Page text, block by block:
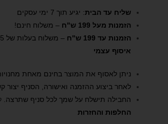
שליח עד הבית: יגיע תוך 7 ימי עסקים
הזמנות מעל 199 ש"ח
– משלוח חינם!
הזמנות עד 199 ש"ח
– משלוח בעלות של 25 ש"ח
איסוף עצמי
ניתן לאסוף את המוצר בחינם מאחת
לאחר ביצוע ההזמנה ואישורה, הסניף יצור קשר עם
החבילה תישלח על שמך לכל סניף שתרצה.
החלפות והחזרות